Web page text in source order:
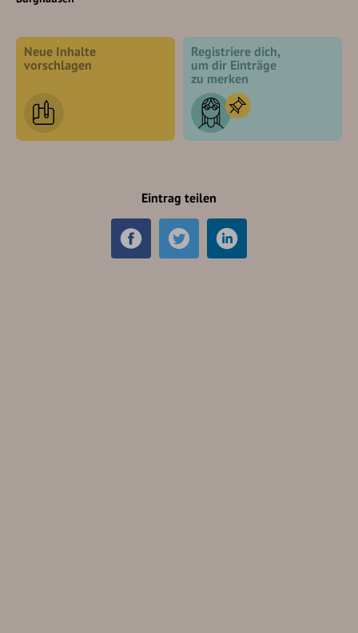
Neue Inhalte
vorschlagen
Registriere dich,
um dir Einträge
zu merken
Eintrag teilen